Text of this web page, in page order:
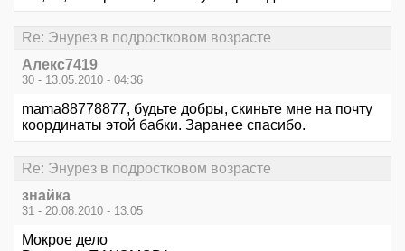
Re: Энурез в подростковом возрасте
Алекс7419
30 - 13.05.2010 - 04:36
mama88778877, будьте добры, скиньте мне на почту
координаты этой бабки. Заранее спасибо.
Re: Энурез в подростковом возрасте
знайка
31 - 20.08.2010 - 13:05
Мокрое дело